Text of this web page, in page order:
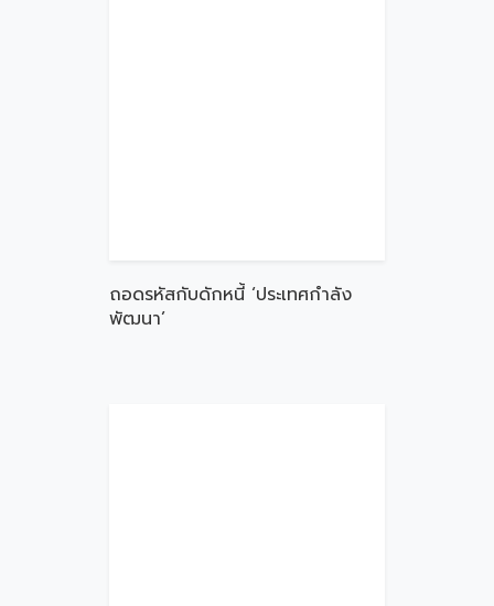
ถอดรหัสกับดักหนี้ ‘ประเทศกำลัง
พัฒนา’